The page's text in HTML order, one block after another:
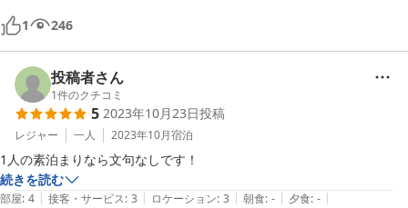
1 246
投稿者さん
1件のクチコミ
5 2023年10月23日投稿
レジャー 一人 2023年10月宿泊
1人の素泊まりなら文句なしです！
続きを読む
部屋: 4 | 接客・サービス: 3 | ロケーション: 3 | 朝食: - | 夕食: - |